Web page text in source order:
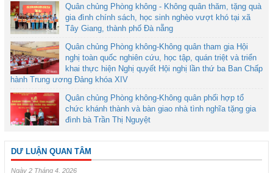
Quân chủng Phòng không - Không quân thăm, tặng quà
gia đình chính sách, học sinh nghèo vượt khó tại xã
Tây Giang, thành phố Đà nẵng
Quân chủng Phòng không-Không quân tham gia Hội
nghị toàn quốc nghiên cứu, học tập, quán triệt và triển
khai thực hiện Nghị quyết Hội nghị lần thứ ba Ban Chấp
hành Trung ương Đảng khóa XIV
Quân chủng Phòng không-Không quân phối hợp tổ
chức khánh thành và bàn giao nhà tình nghĩa tặng gia
đình bà Trần Thị Nguyệt
DƯ LUẬN QUAN TÂM
Ngày 2 Tháng 4, 2026